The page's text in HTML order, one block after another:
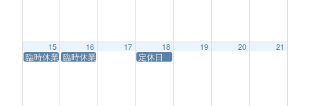
15
臨時休業
16
臨時休業
17 18
定休日
19 20 21